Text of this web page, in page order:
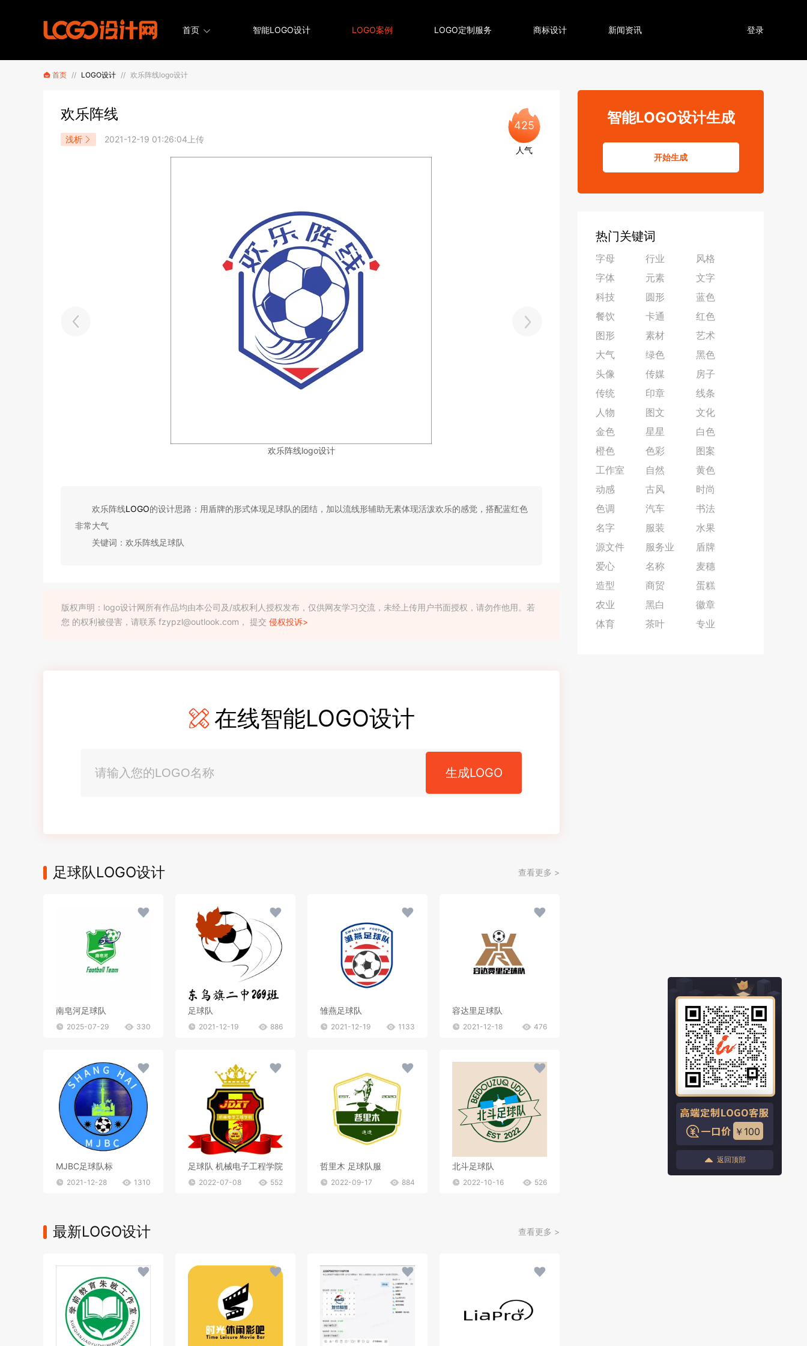
首页 智能LOGO设计 LOGO案例 LOGO定制服务 商标设计 新闻资讯 登录
首页 // LOGO设计 // 欢乐阵线logo设计
欢乐阵线
浅析 2021-12-19 01:26:04上传
425
人气
欢乐阵线logo设计
欢乐阵线LOGO的设计思路：用盾牌的形式体现足球队的团结，加以流线形辅助无素体现活泼欢乐的感觉，搭配蓝红色
非常大气
关键词：欢乐阵线足球队
版权声明：logo设计网所有作品均由本公司及/或权利人授权发布，仅供网友学习交流，未经上传用户书面授权，请勿作他用。若
您 的权利被侵害，请联系 fzypzl@outlook.com， 提交 侵权投诉>
在线智能LOGO设计
生成LOGO
足球队LOGO设计 查看更多 >
南皂河足球队
2025-07-29 330
足球队
2021-12-19 886
雏燕足球队
2021-12-19 1133
容达里足球队
2021-12-18 476
MJBC足球队标
2021-12-28 1310
足球队 机械电子工程学院
2022-07-08 552
哲里木 足球队服
2022-09-17 884
北斗足球队
2022-10-16 526
最新LOGO设计 查看更多 >
智能LOGO设计生成
开始生成
热门关键词
字母 行业
风格
字体
元素
文字
科技
圆形
蓝色
餐饮
卡通
红色
图形
素材
艺术
大气
绿色
黑色
头像
传媒
房子
传统
印章
线条
人物
图文
文化
金色
星星
白色
橙色
色彩
图案
工作室
自然
黄色
动感
古风
时尚
色调
汽车
书法
名字
服装
水果
源文件
服务业
盾牌
爱心
名称
麦穗
造型
商贸
蛋糕
农业
黑白
徽章
体育
茶叶 专业
￥100
返回顶部